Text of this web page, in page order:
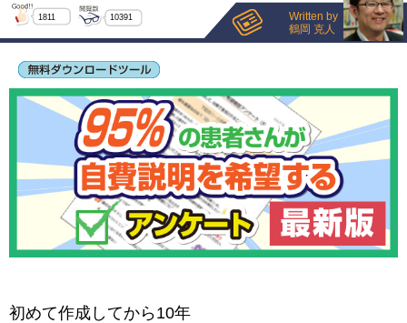
1811 10391
Written by
鶴岡 克人
初めて作成してから10年